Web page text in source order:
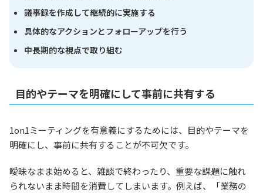
議事録を作成して継続的に実施する
具体的なアクションとフォローアップを行う
中長期的な視点で取り組む
目的やテーマを明確にして事前に共有する
1on1ミーティングを有意義にするためには、目的やテーマを
明確にし、事前に共有することが不可欠です。
曖昧なまま始めると、雑談で終わったり、重要な課題に触れ
られないまま時間を消費してしまいます。例えば、「業務の